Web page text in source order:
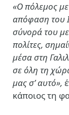
«Ο πόλεμος
απόφαση του
σύνορά του με
πολίτες,
μέσα στη
σε όλη τη
μας σ’ αυτό»,
κάποιος τη